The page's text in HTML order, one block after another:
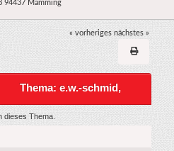
94437 Mamming
« vorheriges nächstes »
Thema: e.w.-schmid,
Mamming (Gelesen
dieses Thema.